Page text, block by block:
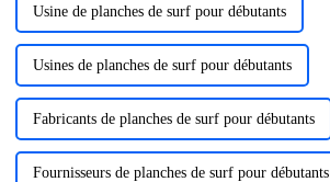
Usine de planches de surf pour débutants
Usines de planches de surf pour débutants
Fabricants de planches de surf pour débutants
Fournisseurs de planches de surf pour débutants